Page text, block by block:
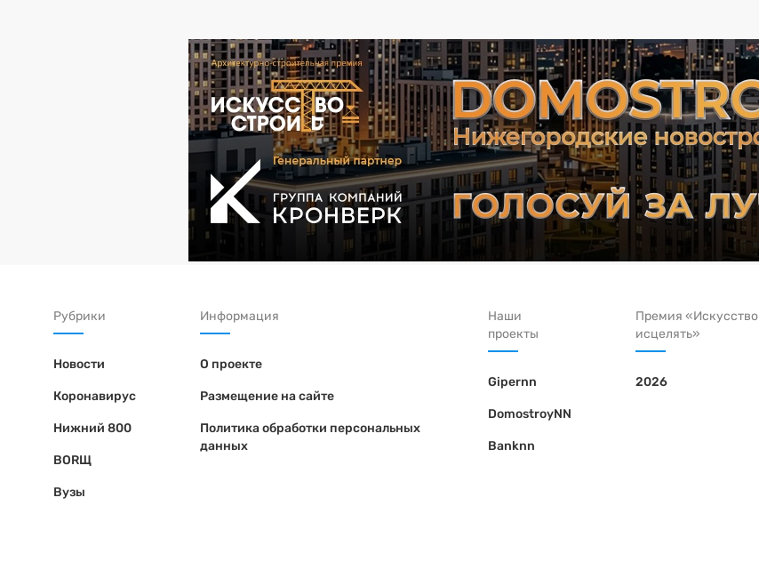
Рубрики
Новости
Коронавирус
Нижний 800
BORЩ
Вузы
Информация
О проекте
Размещение на сайте
Политика обработки персональных
данных
Наши
проекты
Gipernn
DomostroyNN
Banknn
Премия «Искусство
исцелять»
2026